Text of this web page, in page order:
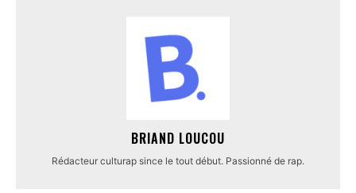
BRIAND LOUCOU
Rédacteur culturap since le tout début. Passionné de rap.